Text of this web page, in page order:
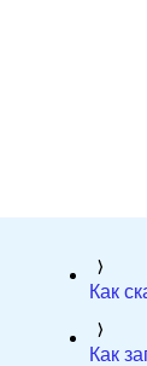
Как
Как